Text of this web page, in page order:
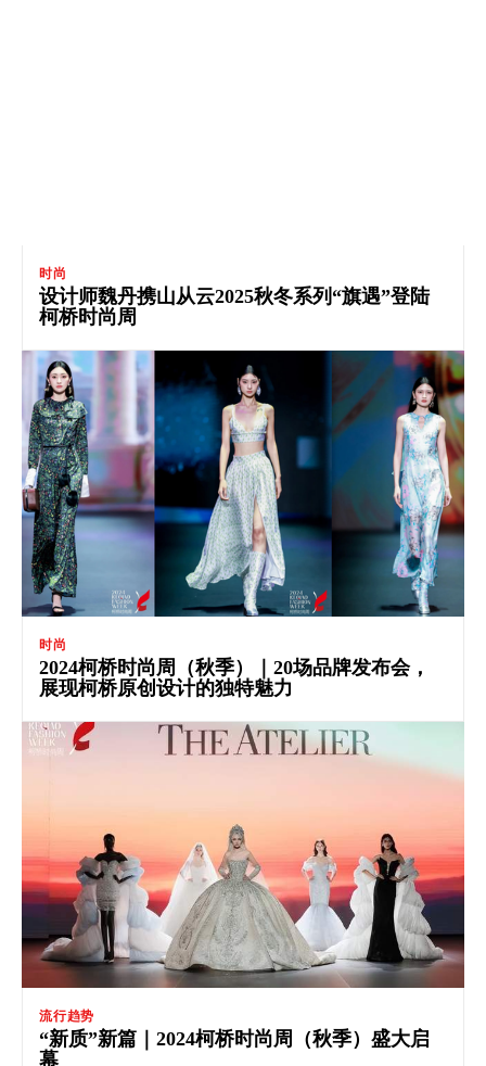
时尚
设计师魏丹携山从云2025秋冬系列“旗遇”登陆
柯桥时尚周
时尚
2024柯桥时尚周（秋季）｜20场品牌发布会，
展现柯桥原创设计的独特魅力
流行趋势
“新质”新篇｜2024柯桥时尚周（秋季）盛大启
幕